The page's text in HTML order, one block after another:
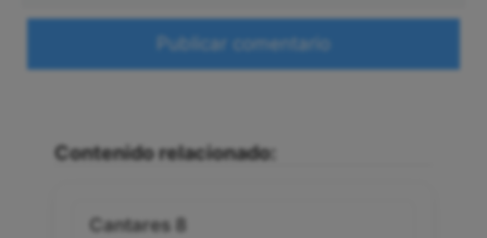
Contenido relacionado:
Cantares 8